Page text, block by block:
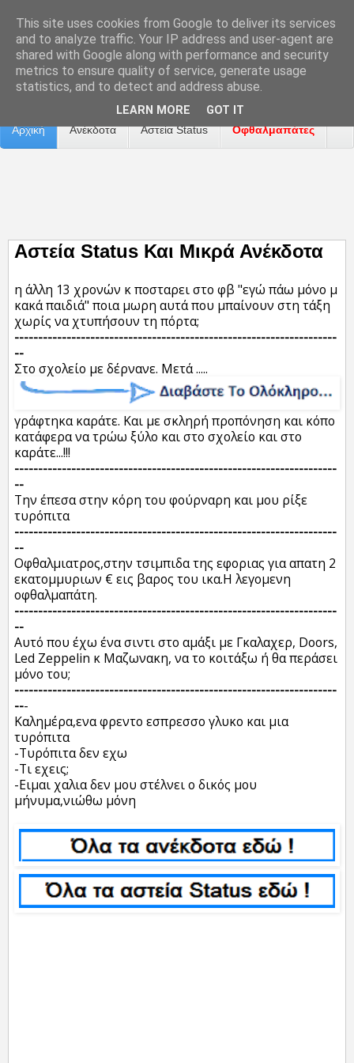
Επικοινωνία Διαφήμιση Αναφορά Προβλήματος
Αρχική Ανέκδοτα Αστεία Status Οφθαλμαπάτες
Αστεία Status Και Μικρά Ανέκδοτα
η άλλη 13 χρονών κ ποσταρει στο φβ "εγώ πάω μόνο μ
κακά παιδιά" ποια μωρη αυτά που μπαίνουν στη τάξη
χωρίς να χτυπήσουν τη πόρτα;
--------------------------------------------------------------------
--
Στο σχολείο με δέρνανε. Μετά .....
γράφτηκα καράτε. Και με σκληρή προπόνηση και κόπο
κατάφερα να τρώω ξύλο και στο σχολείο και στο
καράτε...!!!
--------------------------------------------------------------------
--
Την έπεσα στην κόρη του φούρναρη και μου ρίξε
τυρόπιτα
--------------------------------------------------------------------
--
Οφθαλμιατρος,στην τσιμπιδα της εφοριας για απατη 2
εκατομμυριων € εις βαρος του ικα.Η λεγομενη
οφθαλμαπάτη.
--------------------------------------------------------------------
--
Αυτό που έχω ένα σιντι στο αμάξι με Γκαλαχερ, Doors,
Led Zeppelin κ Μαζωνακη, να το κοιτάξω ή θα περάσει
μόνο του;
--------------------------------------------------------------------
---
Καλημέρα,ενα φρεντο εσπρεσσο γλυκο και μια
τυρόπιτα
-Τυρόπιτα δεν εχω
-Τι εχεις;
-Ειμαι χαλια δεν μου στέλνει ο δικός μου
μήνυμα,νιώθω μόνη
This site uses cookies from Google to deliver its services
and to analyze traffic. Your IP address and user-agent are
shared with Google along with performance and security
metrics to ensure quality of service, generate usage
statistics, and to detect and address abuse.
LEARN MORE GOT IT